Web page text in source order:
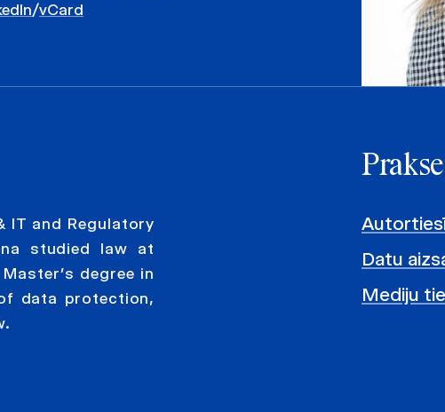
/vCard
IT and Regulatory
studied law at
degree in
data protection,
Datu
Mediju